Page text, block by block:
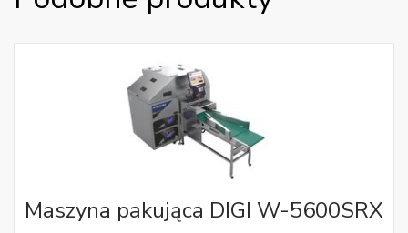
Maszyna pakująca DIGI W-5600SRX